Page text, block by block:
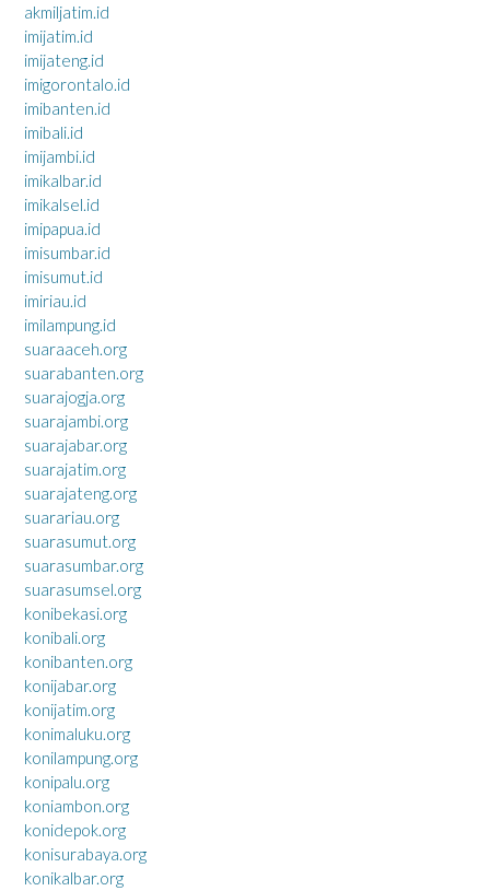
akmiljatim.id
imijatim.id
imijateng.id
imigorontalo.id
imibanten.id
imibali.id
imijambi.id
imikalbar.id
imikalsel.id
imipapua.id
imisumbar.id
imisumut.id
imiriau.id
imilampung.id
suaraaceh.org
suarabanten.org
suarajogja.org
suarajambi.org
suarajabar.org
suarajatim.org
suarajateng.org
suarariau.org
suarasumut.org
suarasumbar.org
suarasumsel.org
konibekasi.org
konibali.org
konibanten.org
konijabar.org
konijatim.org
konimaluku.org
konilampung.org
konipalu.org
koniambon.org
konidepok.org
konisurabaya.org
konikalbar.org